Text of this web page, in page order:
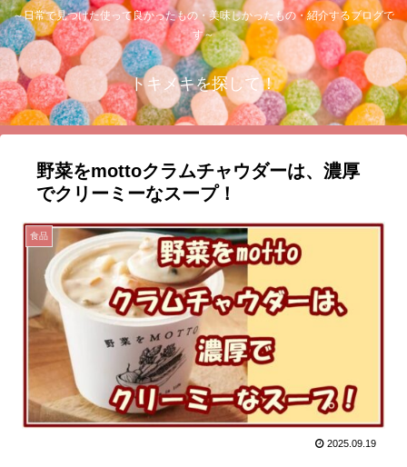
～日常で見つけた使って良かったもの・美味しかったもの・紹介するブログで
す～
トキメキを探して！
野菜をmottoクラムチャウダーは、濃厚
でクリーミーなスープ！
食品
2025.09.19